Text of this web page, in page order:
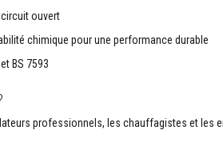
ouvert
chimique pour une performance durable
BS 7593
professionnels, les chauffagistes et